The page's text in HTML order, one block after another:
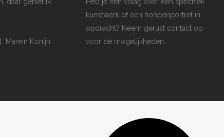
Konijn
kunstwerk of een hondenportret in
opdracht? Neem gerust contact op
voor de mogelijkheden.